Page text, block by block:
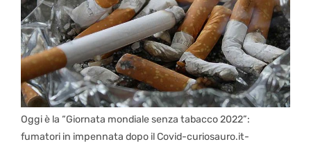
Oggi è la “Giornata mondiale senza tabacco 2022”:
fumatori in impennata dopo il Covid-curiosauro.it-